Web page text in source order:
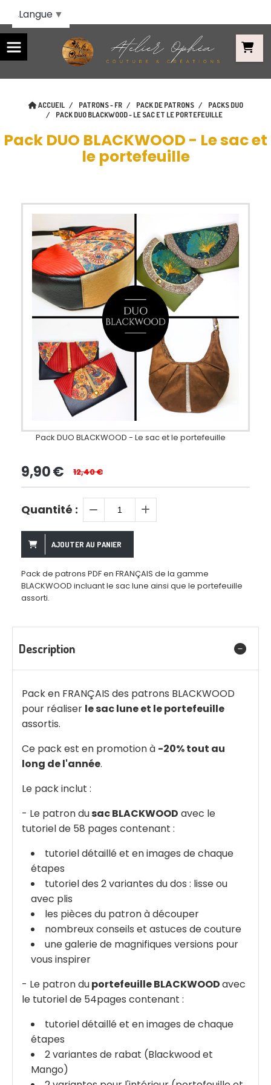
ACCUEIL PATRONS - FR PACK DE PATRONS
PACKS DUO
PACK DUO BLACKWOOD - LE SAC ET LE PORTEFEUILLE
Pack DUO BLACKWOOD - Le sac et
le portefeuille
Pack DUO BLACKWOOD - Le sac et le portefeuille
9,90€ 12,40€
Quantité :
AJOUTER AU PANIER
Pack de patrons PDF en FRANÇAIS de la gamme
BLACKWOOD incluant le sac lune ainsi que le portefeuille
assorti.
Description
Pack en FRANÇAIS des patrons BLACKWOOD
pour réaliser le sac lune et le portefeuille
assortis.
Ce pack est en promotion à -20% tout au
long de l'année.
Le pack inclut :
- Le patron dusac BLACKWOOD avec le
tutoriel de 58 pages contenant :
tutoriel détaillé et en images de chaque
étapes
tutoriel des 2 variantes du dos : lisse ou
avec plis
les pièces du patron à découper
nombreux conseils et astuces de couture
une galerie de magnifiques versions pour
vous inspirer
- Le patron duportefeuille BLACKWOODavec
le tutoriel de 54pages contenant :
tutoriel détaillé et en images de chaque
étapes
2 variantes de rabat (Blackwood et
Mango)
Langue ▼